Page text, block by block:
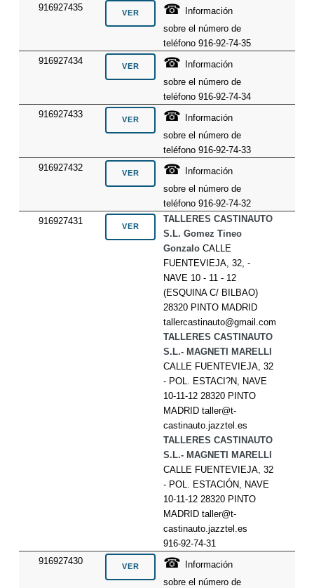
916927435
☎
Información
sobre el número de
teléfono 916-92-74-35
916927434
☎
Información
sobre el número de
teléfono 916-92-74-34
916927433
☎
Información
sobre el número de
teléfono 916-92-74-33
916927432
☎
Información
sobre el número de
teléfono 916-92-74-32
916927431
TALLERES CASTINAUTO
S.L. Gomez Tineo
Gonzalo CALLE
FUENTEVIEJA, 32, -
NAVE 10 - 11 - 12
(ESQUINA C/ BILBAO)
28320 PINTO MADRID
tallercastinauto@gmail.com
TALLERES CASTINAUTO
S.L.- MAGNETI MARELLI
CALLE FUENTEVIEJA, 32
- POL. ESTACI?N, NAVE
10-11-12 28320 PINTO
MADRID taller@t-
castinauto.jazztel.es
TALLERES CASTINAUTO
S.L.- MAGNETI MARELLI
CALLE FUENTEVIEJA, 32
- POL. ESTACIÓN, NAVE
10-11-12 28320 PINTO
MADRID taller@t-
castinauto.jazztel.es
916-92-74-31
916927430
☎
Información
sobre el número de